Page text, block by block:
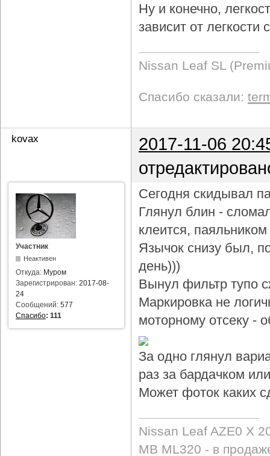
Ну и конечно,
зависит от
Nissan Leaf SL
Спасибо сказали:
kovax
2017-11-06
Участник
Неактивен
Откуда: Муром
Зарегистрирован: 2017-08-
24
Сообщений: 577
Спасибо: 111
Сегодня скидывал
Глянул блин -
клеится,
Язычок снизу был,
день)))
Вынул фильтр тупо
Маркировка не
моторному отсеку -
За одно глянул
раз за бардачком
Может фоток каких
Nissan Leaf AZE0 X
MB ML320 - в